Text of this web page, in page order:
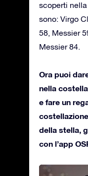
scoperti
sono: Virgo
58, Messier
Messier 84.
Ora puoi
nella
e fare un
della stella,
con l’app